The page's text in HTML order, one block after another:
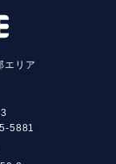
エリア
5881